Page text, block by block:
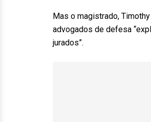
Mas o magistrado,
advogados de defesa
jurados”.